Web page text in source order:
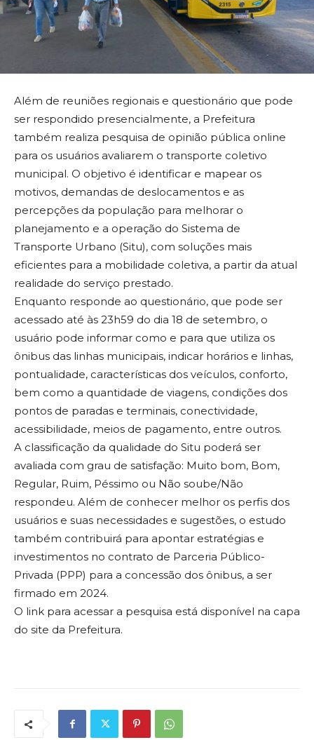
Além de reuniões regionais e questionário que pode
ser respondido presencialmente, a Prefeitura
também realiza pesquisa de opinião pública online
para os usuários avaliarem o transporte coletivo
municipal. O objetivo é identificar e mapear os
motivos, demandas de deslocamentos e as
percepções da população para melhorar o
planejamento e a operação do Sistema de
Transporte Urbano (Situ), com soluções mais
eficientes para a mobilidade coletiva, a partir da atual
realidade do serviço prestado.
Enquanto responde ao questionário, que pode ser
acessado até às 23h59 do dia 18 de setembro, o
usuário pode informar como e para que utiliza os
ônibus das linhas municipais, indicar horários e linhas,
pontualidade, características dos veículos, conforto,
bem como a quantidade de viagens, condições dos
pontos de paradas e terminais, conectividade,
acessibilidade, meios de pagamento, entre outros.
A classificação da qualidade do Situ poderá ser
avaliada com grau de satisfação: Muito bom, Bom,
Regular, Ruim, Péssimo ou Não soube/Não
respondeu. Além de conhecer melhor os perfis dos
usuários e suas necessidades e sugestões, o estudo
também contribuirá para apontar estratégias e
investimentos no contrato de Parceria Público-
Privada (PPP) para a concessão dos ônibus, a ser
firmado em 2024.
O link para acessar a pesquisa está disponível na capa
do site da Prefeitura.